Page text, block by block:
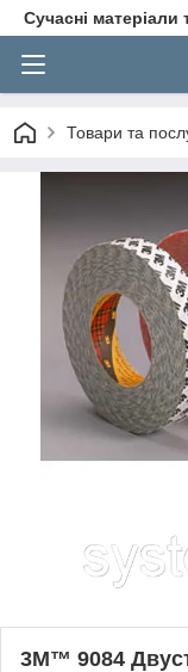
Сучасні
Товари та
3M™ 9084